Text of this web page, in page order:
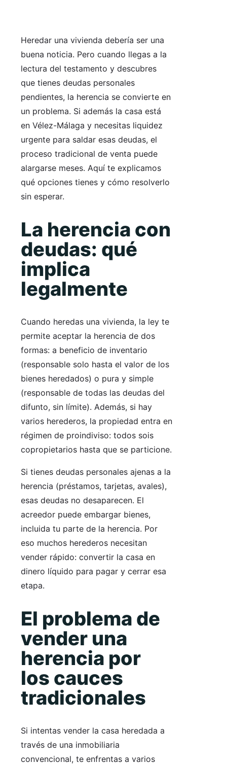
Heredar una vivienda debería ser una
buena noticia. Pero cuando llegas a la
lectura del testamento y descubres
que tienes deudas personales
pendientes, la herencia se convierte en
un problema. Si además la casa está
en Vélez-Málaga y necesitas liquidez
urgente para saldar esas deudas, el
proceso tradicional de venta puede
alargarse meses. Aquí te explicamos
qué opciones tienes y cómo resolverlo
sin esperar.
La herencia con
deudas: qué
implica
legalmente
Cuando heredas una vivienda, la ley te
permite aceptar la herencia de dos
formas: a beneficio de inventario
(responsable solo hasta el valor de los
bienes heredados) o pura y simple
(responsable de todas las deudas del
difunto, sin límite). Además, si hay
varios herederos, la propiedad entra en
régimen de proindiviso: todos sois
copropietarios hasta que se particione.
Si tienes deudas personales ajenas a la
herencia (préstamos, tarjetas, avales),
esas deudas no desaparecen. El
acreedor puede embargar bienes,
incluida tu parte de la herencia. Por
eso muchos herederos necesitan
vender rápido: convertir la casa en
dinero líquido para pagar y cerrar esa
etapa.
El problema de
vender una
herencia por
los cauces
tradicionales
Si intentas vender la casa heredada a
través de una inmobiliaria
convencional, te enfrentas a varios